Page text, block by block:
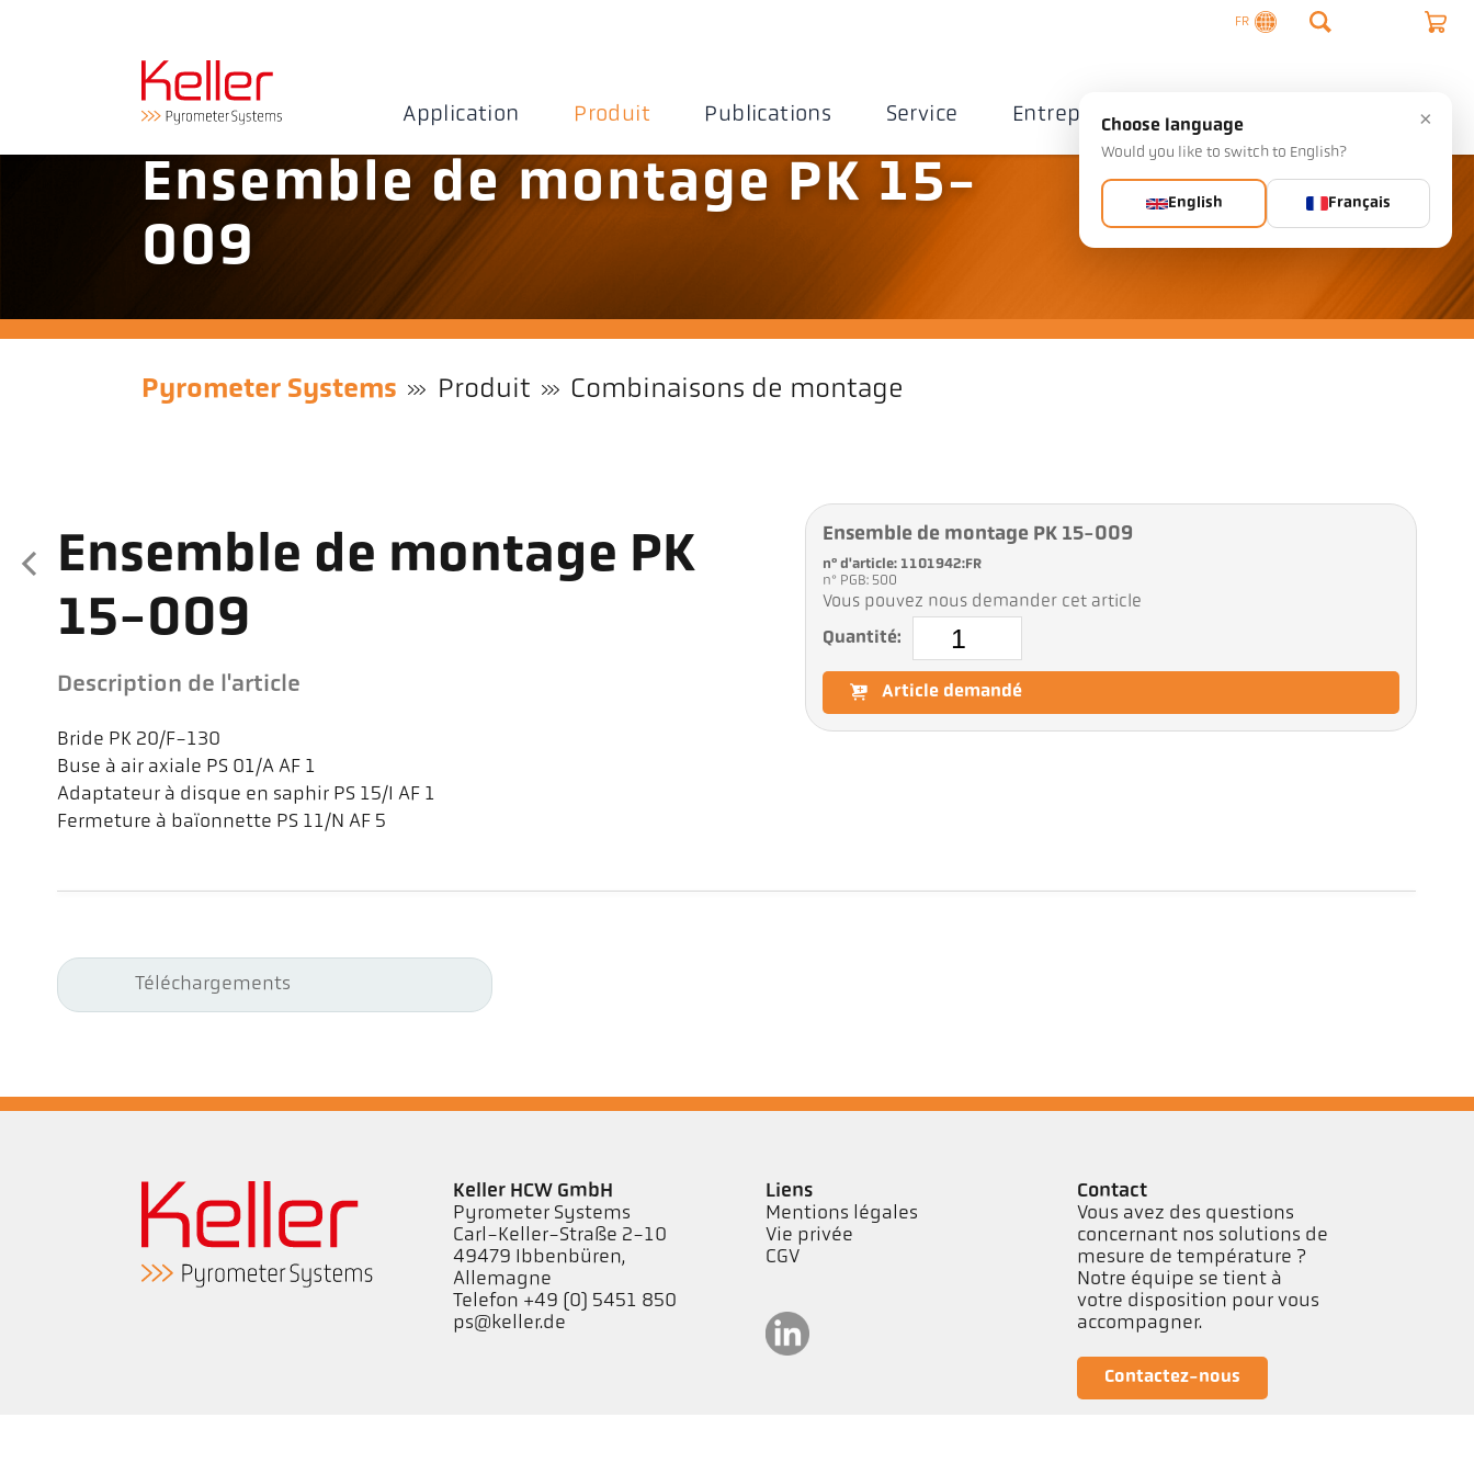
FR
Application Produit Publications Service Entreprise Contact
Ensemble de montage PK 15-
009
Pyrometer Systems Produit Combinaisons de montage
Ensemble de montage PK
15-009
Description de l'article
Bride PK 20/F-130
Buse à air axiale PS 01/A AF 1
Adaptateur à disque en saphir PS 15/I AF 1
Fermeture à baïonnette PS 11/N AF 5
Ensemble de montage PK 15-009
n° d'article: 1101942:FR
n° PGB: 500
Vous pouvez nous demander cet article
Quantité:
Article demandé
Téléchargements
Keller HCW GmbH
Pyrometer Systems
Carl-Keller-Straße 2-10
49479 Ibbenbüren,
Allemagne
Telefon +49 (0) 5451 850
ps@keller.de
Liens
Mentions légales
Vie privée
CGV
Contact
Vous avez des questions
concernant nos solutions de
mesure de température ?
Notre équipe se tient à
votre disposition pour vous
accompagner.
Contactez-nous
×
Choose language
Would you like to switch to English?
English Français